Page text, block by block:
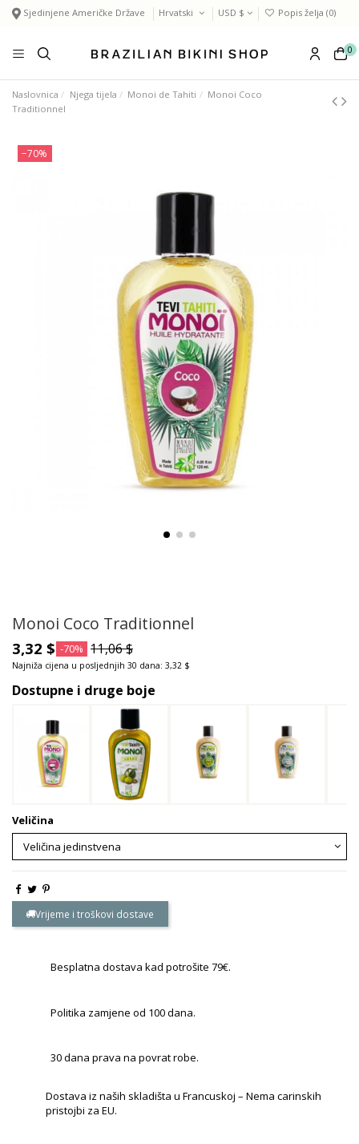
Sjedinjene Američke Države Hrvatski USD $ Popis želja (0)
0
Naslovnica Njega tijela Monoi de Tahiti
Monoi Coco
Traditionnel
−70%
Monoi Coco Traditionnel
3,32 $ -70% 11,06 $
Najniža cijena u posljednjih 30 dana: 3,32 $
Dostupne i druge boje
Veličina
Vrijeme i troškovi dostave
Besplatna dostava kad potrošite 79€.
Politika zamjene od 100 dana.
30 dana prava na povrat robe.
Dostava iz naših skladišta u Francuskoj – Nema carinskih
pristojbi za EU.